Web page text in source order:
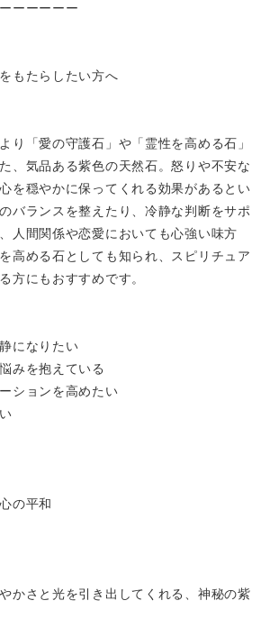
ーーーーー
もたらしたい方へ
り「愛の守護石」や「霊性を高める石」
、気品ある紫色の天然石。怒りや不安な
を穏やかに保ってくれる効果があるとい
バランスを整えたり、冷静な判断をサポ
人間関係や恋愛においても心強い味方
高める石としても知られ、スピリチュア
方にもおすすめです。
になりたい
みを抱えている
ションを高めたい
の平和
かさと光を引き出してくれる、神秘の紫